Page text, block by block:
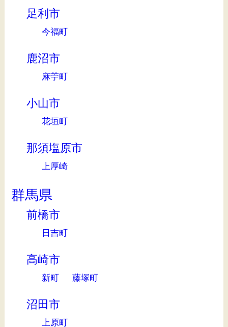
足利市
今福町
鹿沼市
麻苧町
小山市
花垣町
那須塩原市
上厚崎
群馬県
前橋市
日吉町
高崎市
新町 藤塚町
沼田市
上原町